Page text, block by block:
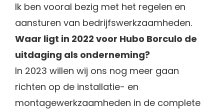
Ik ben vooral bezig met het regelen en
aansturen van bedrijfswerkzaamheden.
Waar ligt in 2022 voor Hubo Borculo de
uitdaging als onderneming?
In 2023 willen wij ons nog meer gaan
richten op de installatie- en
montagewerkzaamheden in de complete